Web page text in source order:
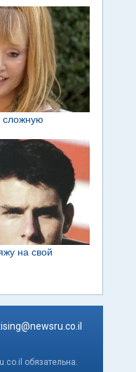
обязательна.